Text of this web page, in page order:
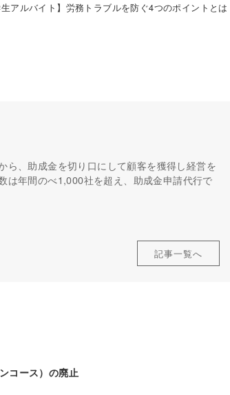
生アルバイト】労務トラブルを防ぐ4つのポイントとは
ら、助成金を切り口にして顧客を獲得し経営を
は年間のべ1,000社を超え、助成金申請代行で
記事一覧へ
コース）の廃止